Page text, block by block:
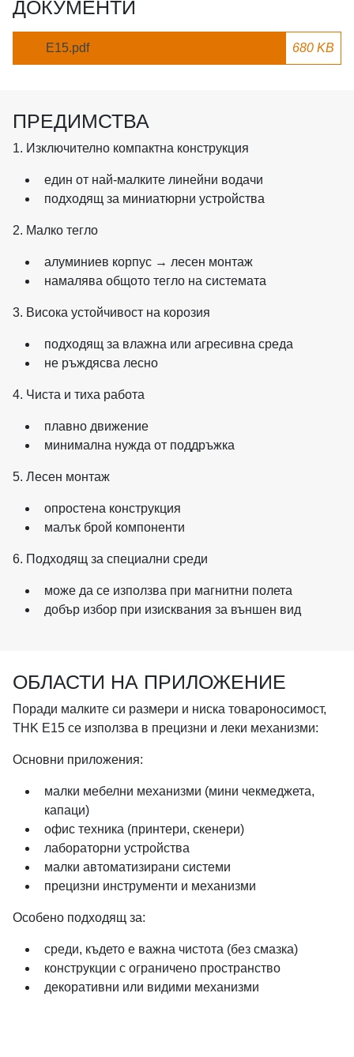
ДОКУМЕНТИ
E15.pdf 680 KB
ПРЕДИМСТВА
1. Изключително компактна конструкция
един от най-малките линейни водачи
подходящ за миниатюрни устройства
2. Малко тегло
алуминиев корпус → лесен монтаж
намалява общото тегло на системата
3. Висока устойчивост на корозия
подходящ за влажна или агресивна среда
не ръждясва лесно
4. Чиста и тиха работа
плавно движение
минимална нужда от поддръжка
5. Лесен монтаж
опростена конструкция
малък брой компоненти
6. Подходящ за специални среди
може да се използва при магнитни полета
добър избор при изисквания за външен вид
ОБЛАСТИ НА ПРИЛОЖЕНИЕ
Поради малките си размери и ниска товароносимост,
THK E15 се използва в прецизни и леки механизми:
Основни приложения:
малки мебелни механизми (мини чекмеджета,
капаци)
офис техника (принтери, скенери)
лабораторни устройства
малки автоматизирани системи
прецизни инструменти и механизми
Особено подходящ за:
среди, където е важна чистота (без смазка)
конструкции с ограничено пространство
декоративни или видими механизми